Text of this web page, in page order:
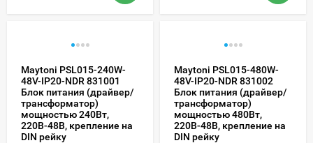
Maytoni PSL015-240W-
48V-IP20-NDR 831001
Блок питания (драйвер/
трансформатор)
мощностью 240Вт,
220В-48В, крепление на
DIN рейку
Maytoni PSL015-480W-
48V-IP20-NDR 831002
Блок питания (драйвер/
трансформатор)
мощностью 480Вт,
220В-48В, крепление на
DIN рейку